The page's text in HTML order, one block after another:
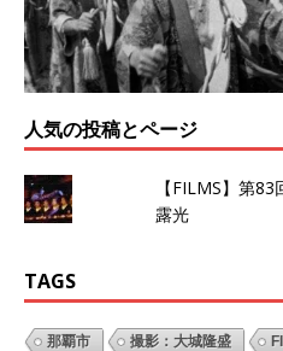
人気の投稿とページ
【FILMS】第
露光
TAGS
那覇市 撮影：大城隆盛